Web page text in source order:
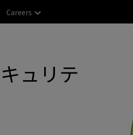
Careers
ュリテ